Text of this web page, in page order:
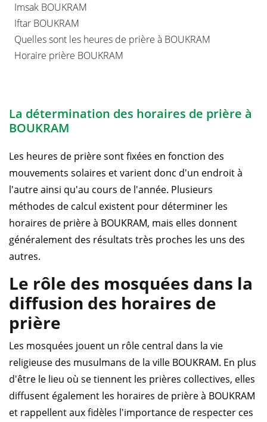
Imsak BOUKRAM
Iftar BOUKRAM
Quelles sont les heures de prière à BOUKRAM
Horaire prière BOUKRAM
La détermination des horaires de prière à
BOUKRAM
Les heures de prière sont fixées en fonction des
mouvements solaires et varient donc d'un endroit à
l'autre ainsi qu'au cours de l'année. Plusieurs
méthodes de calcul existent pour déterminer les
horaires de prière à BOUKRAM, mais elles donnent
généralement des résultats très proches les uns des
autres.
Le rôle des mosquées dans la
diffusion des horaires de
prière
Les mosquées jouent un rôle central dans la vie
religieuse des musulmans de la ville BOUKRAM. En plus
d'être le lieu où se tiennent les prières collectives, elles
diffusent également les horaires de prière à BOUKRAM
et rappellent aux fidèles l'importance de respecter ces